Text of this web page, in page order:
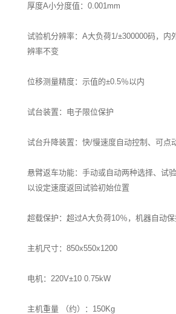
厚度A小分度值：0.001mm
试验机分辨率：A大负荷1/±300000码，内
辨率不变
位移测量精度：示值的±0.5％以内
试台装置：电子限位保护
试台升降装置：快/慢速度自动控制、可点
悬臂返车功能：手动或自动两种选择、试
以设定速度返回试验初始位置
超载保护：超过A大负荷10％，机器自动保
主机尺寸：850x550x1200
电机：220V±10 0.75kW
主机重量 （约）：150Kg